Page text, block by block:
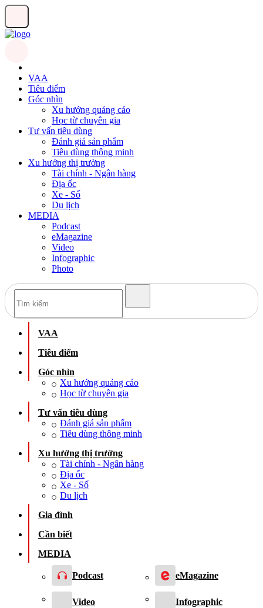
VAA
Tiêu điểm
Góc nhìn
Xu hướng quảng cáo
Học từ chuyên gia
Tư vấn tiêu dùng
Đánh giá sản phẩm
Tiêu dùng thông minh
Xu hướng thị trường
Tài chính - Ngân hàng
Địa ốc
Xe - Số
Du lịch
MEDIA
Podcast
eMagazine
Video
Infographic
Photo
VAA
Tiêu điểm
Góc nhìn
Xu hướng quảng cáo
Học từ chuyên gia
Tư vấn tiêu dùng
Đánh giá sản phẩm
Tiêu dùng thông minh
Xu hướng thị trường
Tài chính - Ngân hàng
Địa ốc
Xe - Số
Du lịch
Gia đình
Cần biết
MEDIA
Podcast eMagazine
Video Infographic